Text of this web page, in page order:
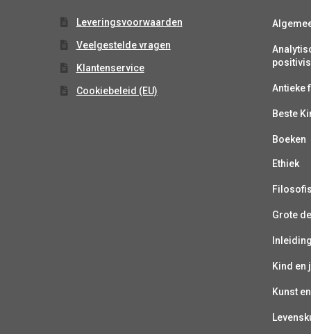
Leveringsvoorwaarden
Veelgestelde vragen
Klantenservice
Cookiebeleid (EU) Antieke
Beste
Boeken
Ethiek
Grote
Kind en
Kunst